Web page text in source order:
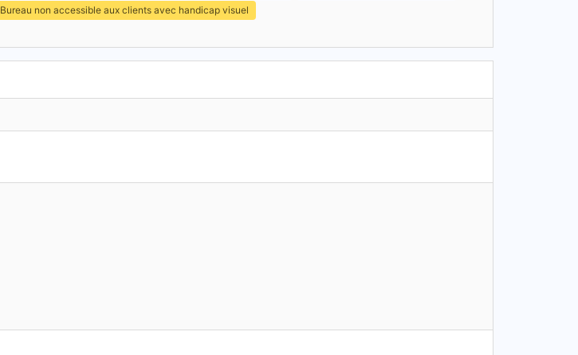
Bureau non accessible aux clients avec handicap visuel